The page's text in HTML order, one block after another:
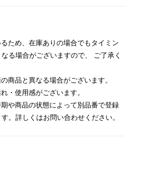
ため、在庫ありの場合でもタイミン
る場合がございますので、 ご了承く
商品と異なる場合がございます。
・使用感がございます。
や商品の状態によって別品番で登録
。詳しくはお問い合わせください。